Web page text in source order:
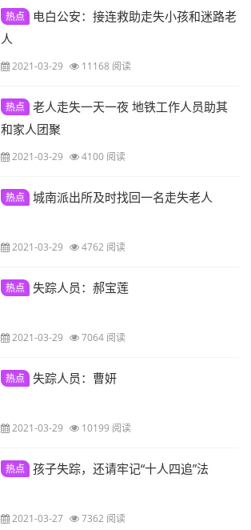
热点
电白公安：接连救助走失小孩和迷路老
人
2021-03-29 11168 阅读
热点
老人走失一天一夜 地铁工作人员助其
和家人团聚
2021-03-29 4100 阅读
热点 城南派出所及时找回一名走失老人
2021-03-29 4762 阅读
热点 失踪人员：郝宝莲
2021-03-29 7064 阅读
热点 失踪人员：曹妍
2021-03-29 10199 阅读
热点 孩子失踪，还请牢记“十人四追”法
2021-03-27 7362 阅读